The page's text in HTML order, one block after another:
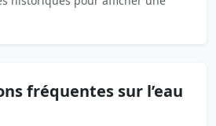
fréquentes sur l’eau